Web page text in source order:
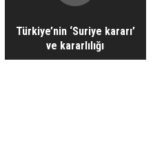
Türkiye’nin ‘Suriye kararı’
ve kararlılığı